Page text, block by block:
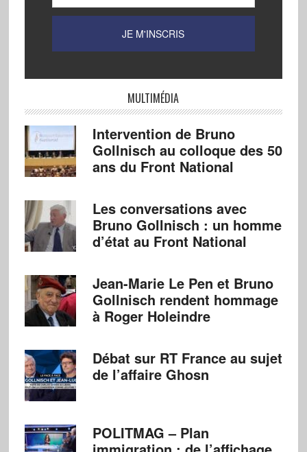
MULTIMÉDIA
Intervention de Bruno
Gollnisch au colloque des 50
ans du Front National
Les conversations avec
Bruno Gollnisch : un homme
d’état au Front National
Jean-Marie Le Pen et Bruno
Gollnisch rendent hommage
à Roger Holeindre
Débat sur RT France au sujet
de l’affaire Ghosn
POLITMAG – Plan